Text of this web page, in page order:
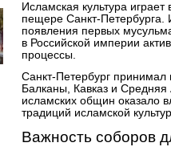
Исламская культура
пещере Санкт-
появления первых
в Российской империи
процессы.
Санкт-Петербург принимал
Балканы, Кавказ и Средняя
исламских общин оказало
традиций исламской
Важность соборов